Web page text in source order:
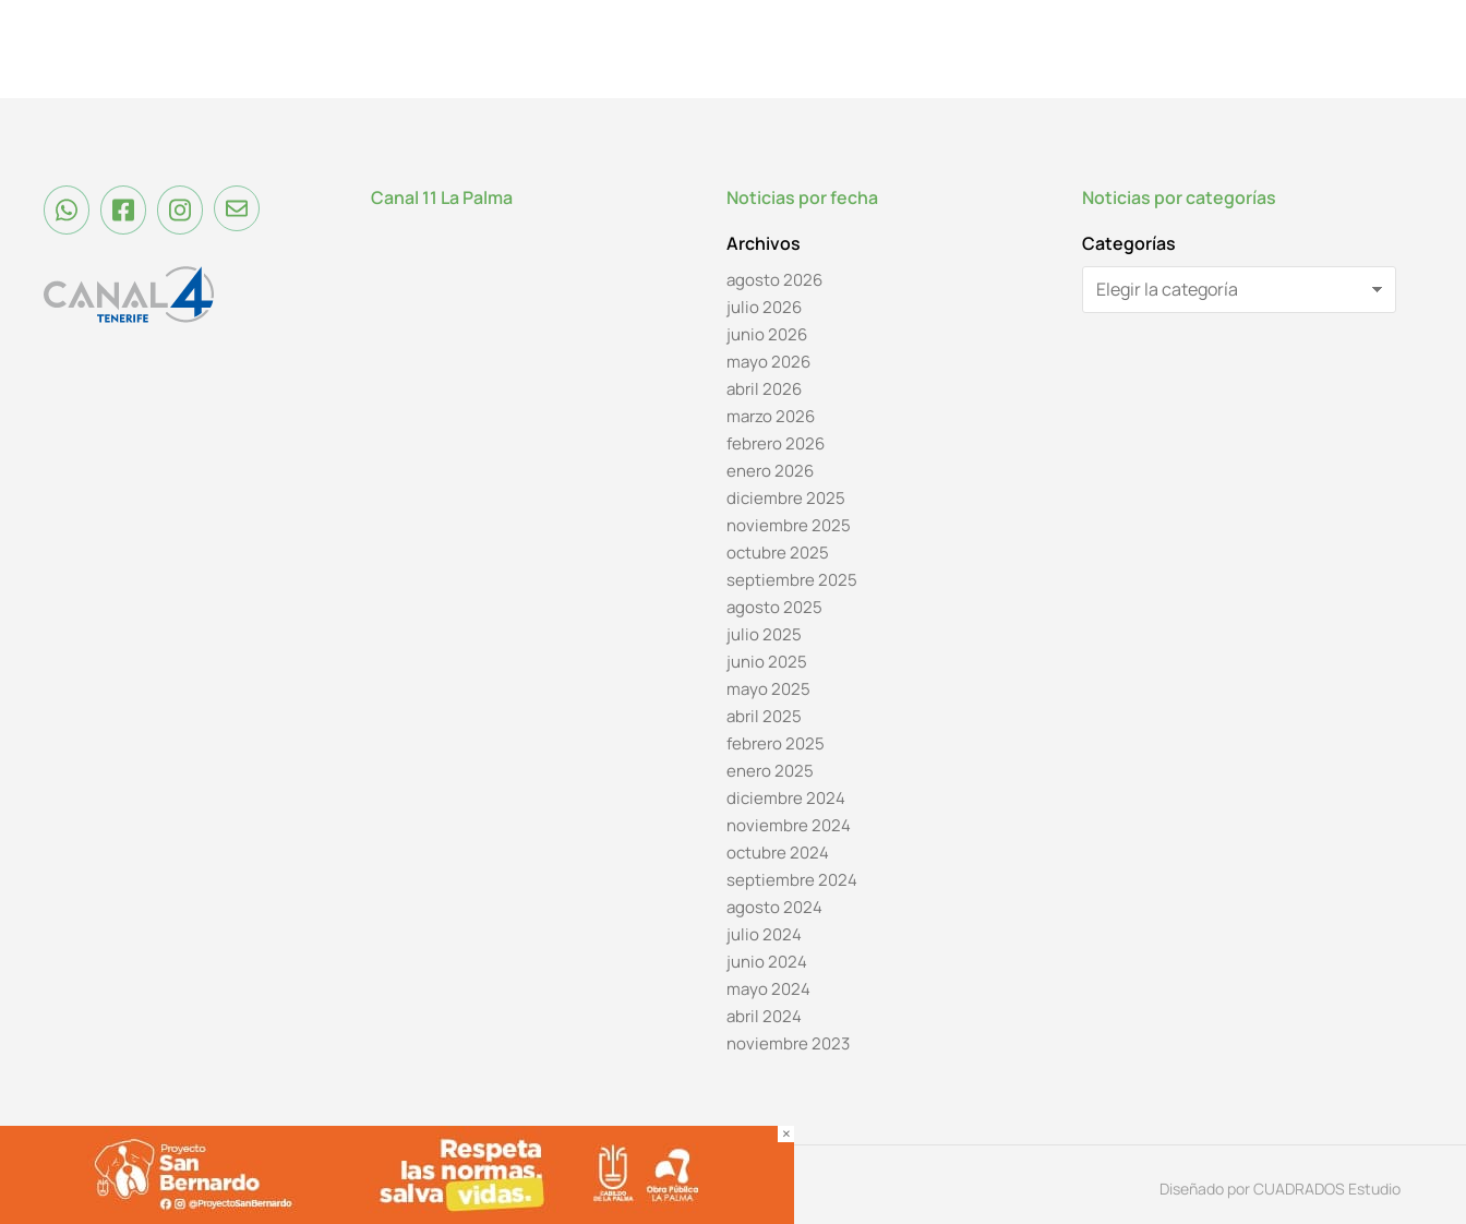
Canal 11 La Palma
Noticias por fecha
Archivos
agosto 2026
julio 2026
junio 2026
mayo 2026
abril 2026
marzo 2026
febrero 2026
enero 2026
diciembre 2025
noviembre 2025
octubre 2025
septiembre 2025
agosto 2025
julio 2025
junio 2025
mayo 2025
abril 2025
febrero 2025
enero 2025
diciembre 2024
noviembre 2024
octubre 2024
septiembre 2024
agosto 2024
julio 2024
junio 2024
mayo 2024
abril 2024
noviembre 2023
Noticias por categorías
Categorías
© Copyright 2024 Canal 11 La Palma. Diseñado porCUADRADOS Estudio
×